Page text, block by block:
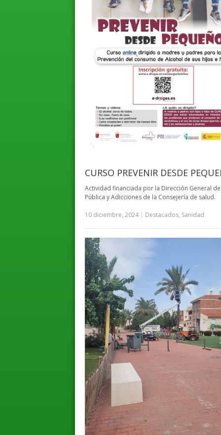
CURSO PREVENIR DESDE
Actividad financiada por la Dirección General
Pública y Adicciones de la Consejería de salud.
10 diciembre, 2024 | Destacados, Sanidad